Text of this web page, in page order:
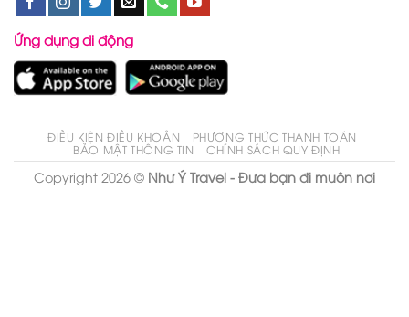
Ứng dụng di động
ĐIỀU KIỆN ĐIỀU KHOẢN
PHƯƠNG THỨC THANH TOÁN
BẢO MẬT THÔNG TIN
CHÍNH SÁCH QUY ĐỊNH
Copyright 2026 © Như Ý Travel - Đưa bạn đi muôn nơi